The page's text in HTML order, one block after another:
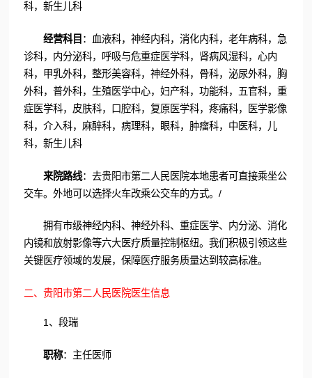
科，新生儿科
经营科目 ：血液科，神经内科，消化内科，老年病科，急
诊科，内分泌科，呼吸与危重症医学科，肾病风湿科，心内
科，甲乳外科，整形美容科，神经外科，骨科，泌尿外科，胸
外科，普外科，生殖医学中心，妇产科，功能科，五官科，重
症医学科，皮肤科，口腔科，复原医学科，疼痛科，医学影像
科，介入科，麻醉科，病理科，眼科，肿瘤科，中医科，儿
科，新生儿科
来院路线：去贵阳市第二人民医院本地患者可直接乘坐公
交车。外地可以选择火车改乘公交车的方式。/
拥有市级神经内科、神经外科、重症医学、内分泌、消化
内镜和放射影像等六大医疗质量控制枢纽。我们积极引领这些
关键医疗领域的发展，保障医疗服务质量达到较高标准。
二、贵阳市第二人民医院医生信息
1、段瑞
职称：主任医师